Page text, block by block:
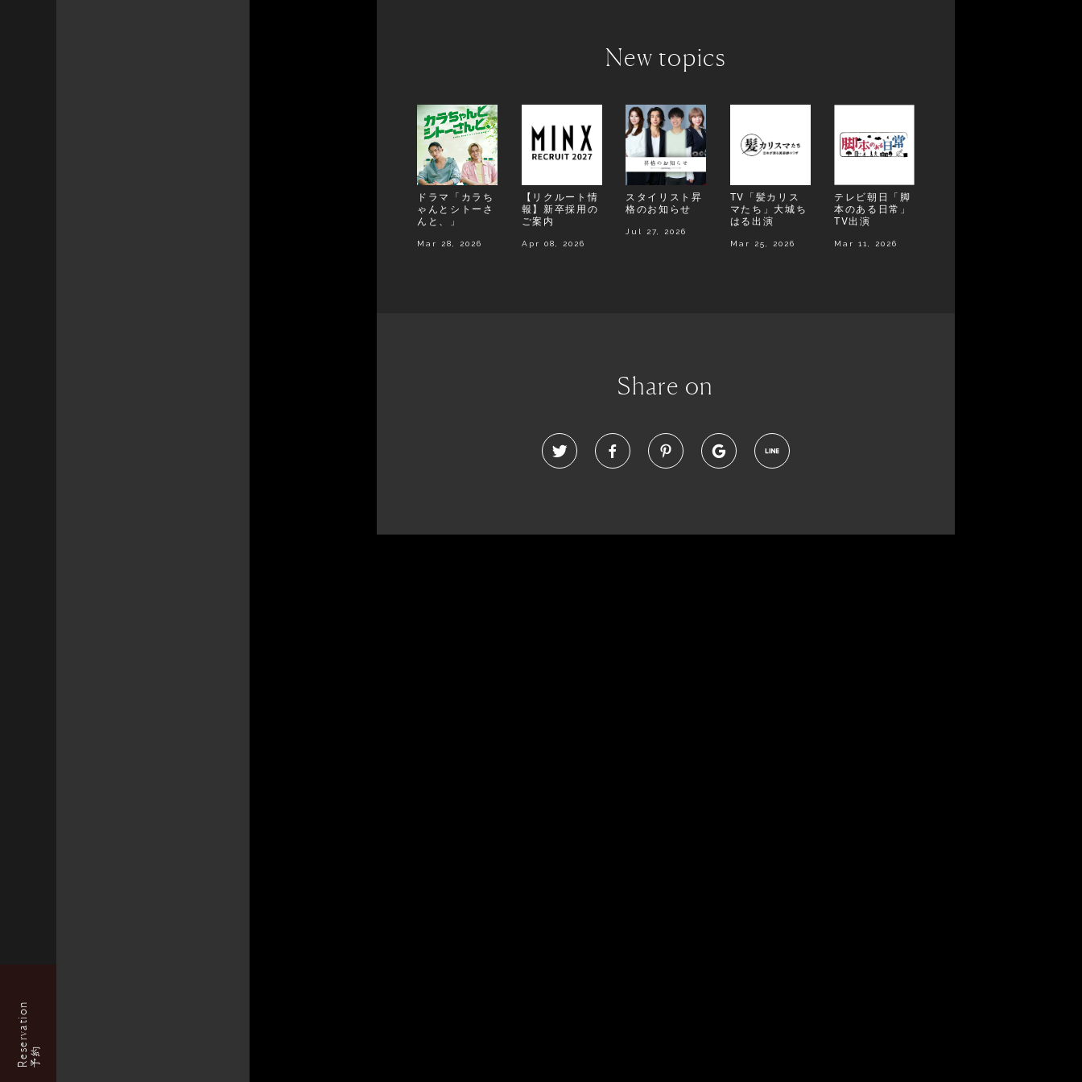
Reservation予約
New topics
ドラマ「カラち
ゃんとシトーさ
んと、」
Mar 28, 2026
【リクルート情
報】新卒採用の
ご案内
Apr 08, 2026
スタイリスト昇
格のお知らせ
Jul 27, 2026
TV「髪カリス
マたち」大城ち
はる出演
Mar 25, 2026
テレビ朝日「脚
本のある日常」
TV出演
Mar 11, 2026
Share on